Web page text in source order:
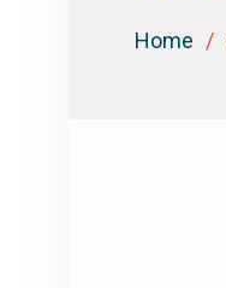
Home